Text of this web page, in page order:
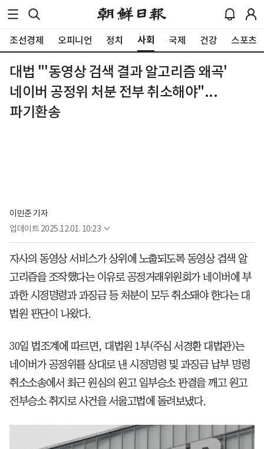
조선경제 오피니언 정치 사회 국제 건강 스포츠
대법 "'동영상 검색 결과 알고리즘 왜곡'
네이버 공정위 처분 전부 취소해야"...
파기환송
이민준 기자
업데이트 2025.12.01. 10:23
자사의 동영상 서비스가 상위에 노출되도록 동영상 검색 알
고리즘을 조작했다는 이유로 공정거래위원회가 네이버에 부
과한 시정명령과 과징금 등 처분이 모두 취소돼야 한다는 대
법원 판단이 나왔다.
30일 법조계에 따르면, 대법원 1부(주심 서경환 대법관)는
네이버가 공정위를 상대로 낸 시정명령 및 과징금 납부 명령
취소소송에서 최근 원심의 원고 일부승소 판결을 깨고 원고
전부승소 취지로 사건을 서울고법에 돌려보냈다.